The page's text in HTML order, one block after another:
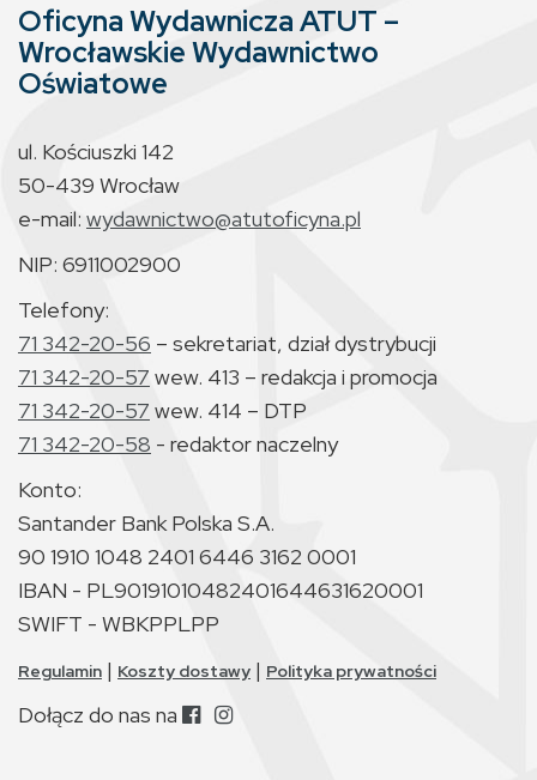
Oficyna Wydawnicza ATUT –
Wrocławskie Wydawnictwo
Oświatowe
ul. Kościuszki 142
50-439 Wrocław
e-mail: wydawnictwo@atutoficyna.pl
NIP: 6911002900
Telefony:
71 342-20-56 – sekretariat, dział dystrybucji
71 342-20-57 wew. 413 – redakcja i promocja
71 342-20-57 wew. 414 – DTP
71 342-20-58 - redaktor naczelny
Konto:
Santander Bank Polska S.A.
90 1910 1048 2401 6446 3162 0001
IBAN - PL90191010482401644631620001
SWIFT - WBKPPLPP
Regulamin | Koszty dostawy | Polityka prywatności
Dołącz do nas na